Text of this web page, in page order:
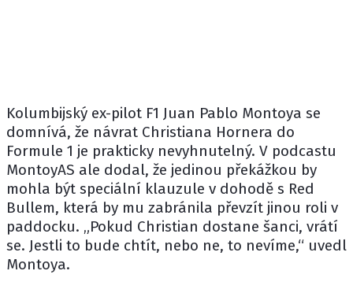
Kolumbijský ex-pilot F1 Juan Pablo Montoya se
domnívá, že návrat Christiana Hornera do
Formule 1 je prakticky nevyhnutelný. V podcastu
MontoyAS ale dodal, že jedinou překážkou by
mohla být speciální klauzule v dohodě s Red
Bullem, která by mu zabránila převzít jinou roli v
paddocku. „Pokud Christian dostane šanci, vrátí
se. Jestli to bude chtít, nebo ne, to nevíme,“ uvedl
Montoya.